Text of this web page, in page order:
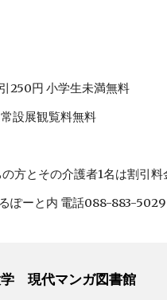
250円 小学生未満無料
設展観覧料無料
方とその介護者1名は割引料
ぽーと内 電話088-883-5029
学 現代マンガ図書館